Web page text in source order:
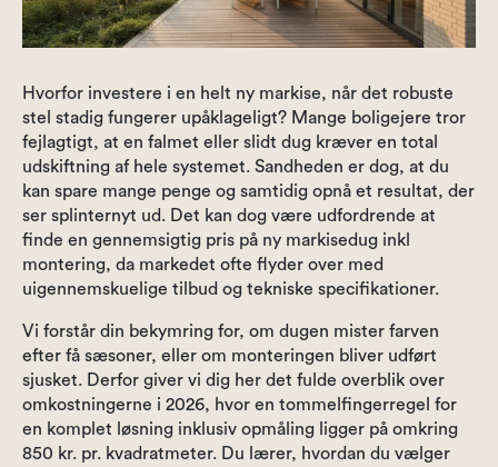
Hvorfor investere i en helt ny markise, når det robuste
stel stadig fungerer upåklageligt? Mange boligejere tror
fejlagtigt, at en falmet eller slidt dug kræver en total
udskiftning af hele systemet. Sandheden er dog, at du
kan spare mange penge og samtidig opnå et resultat, der
ser splinternyt ud. Det kan dog være udfordrende at
finde en gennemsigtig pris på ny markisedug inkl
montering, da markedet ofte flyder over med
uigennemskuelige tilbud og tekniske specifikationer.
Vi forstår din bekymring for, om dugen mister farven
efter få sæsoner, eller om monteringen bliver udført
sjusket. Derfor giver vi dig her det fulde overblik over
omkostningerne i 2026, hvor en tommelfingerregel for
en komplet løsning inklusiv opmåling ligger på omkring
850 kr. pr. kvadratmeter. Du lærer, hvordan du vælger